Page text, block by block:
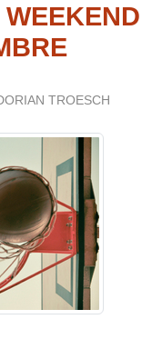
TROESCH